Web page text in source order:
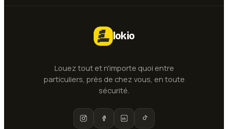
lokio
Louez tout et n'importe quoi entre
particuliers, près de chez vous, en toute
sécurité.